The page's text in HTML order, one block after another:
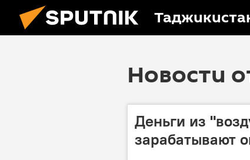
Новости
Деньги из
зарабатывают